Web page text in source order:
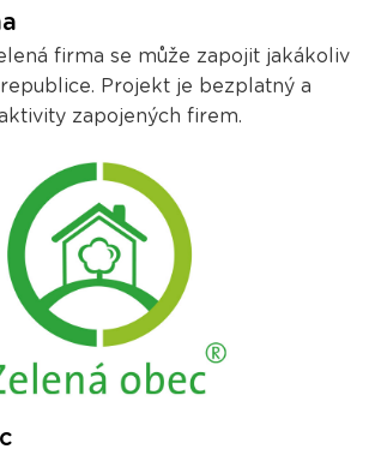
firma se může zapojit jakákoliv
Projekt je bezplatný a
zapojených firem.